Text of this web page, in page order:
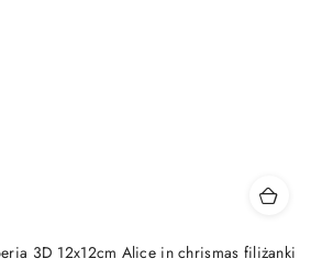
3D 12x12cm Alice in chrismas filiżanki